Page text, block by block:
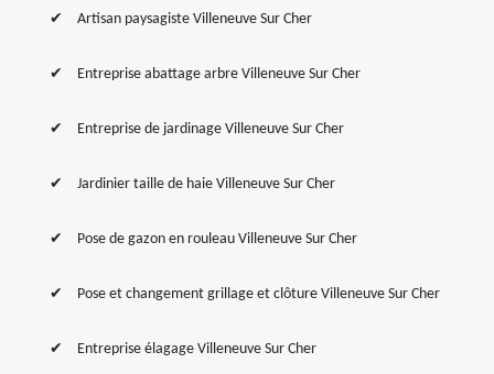
Artisan paysagiste Villeneuve Sur Cher
Entreprise abattage arbre Villeneuve Sur Cher
Entreprise de jardinage Villeneuve Sur Cher
Jardinier taille de haie Villeneuve Sur Cher
Pose de gazon en rouleau Villeneuve Sur Cher
Pose et changement grillage et clôture Villeneuve Sur Cher
Entreprise élagage Villeneuve Sur Cher